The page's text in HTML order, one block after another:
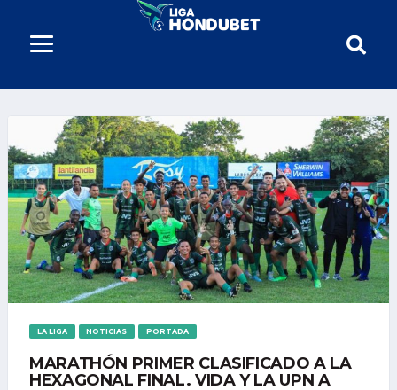
LA LIGA NOTICIAS PORTADA
MARATHÓN PRIMER CLASIFICADO A LA
HEXAGONAL FINAL. VIDA Y LA UPN A